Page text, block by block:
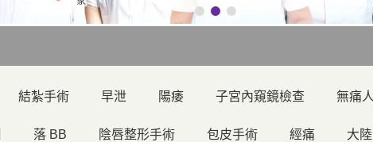
結紮手術 早泄 陽痿 子宮內窺鏡檢查 無痛
落 BB 陰唇整形手術 包皮手術 經痛 大